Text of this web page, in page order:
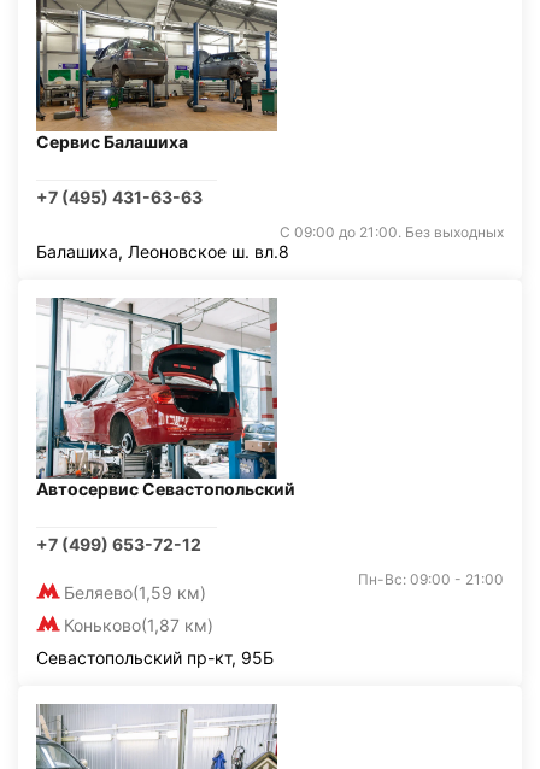
Сервис Балашиха
+7 (495) 431-63-63
С 09:00 до 21:00. Без выходных
Балашиха, Леоновское ш. вл.8
Автосервис Севастопольский
+7 (499) 653-72-12
Беляево(1,59 км)
Коньково(1,87 км)
Пн-Вс: 09:00 - 21:00
Севастопольский пр-кт, 95Б